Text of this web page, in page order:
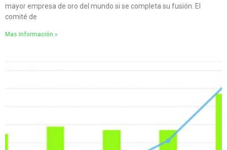
mayor empresa de oro del mundo si se completa su fusión. El
comité de
Mas Información »